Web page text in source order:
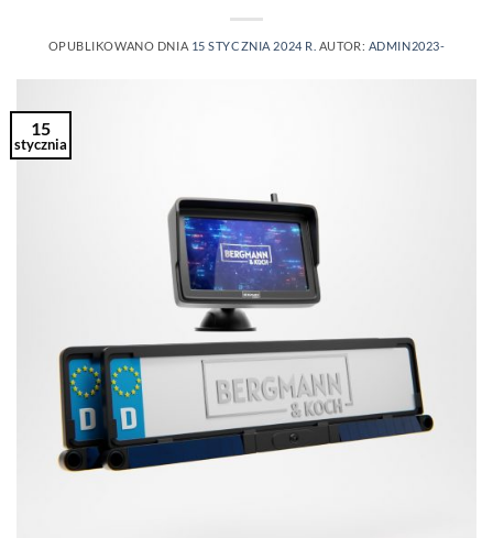
OPUBLIKOWANO DNIA 15 STYCZNIA 2024 R. AUTOR: ADMIN2023-
15
stycznia